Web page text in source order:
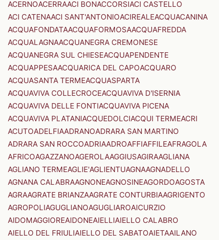
ACERNOACERRAACI BONACCORSIACI CASTELLO
ACI CATENAACI SANT'ANTONIOACIREALEACQUACANINA
ACQUAFONDATAACQUAFORMOSAACQUAFREDDA
ACQUALAGNAACQUANEGRA CREMONESE
ACQUANEGRA SUL CHIESEACQUAPENDENTE
ACQUAPPESAACQUARICA DEL CAPOACQUARO
ACQUASANTA TERMEACQUASPARTA
ACQUAVIVA COLLECROCEACQUAVIVA D'ISERNIA
ACQUAVIVA DELLE FONTIACQUAVIVA PICENA
ACQUAVIVA PLATANIACQUEDOLCIACQUI TERMEACRI
ACUTOADELFIAADRANOADRARA SAN MARTINO
ADRARA SAN ROCCOADRIAADROAFFIAFFILEAFRAGOLA
AFRICOAGAZZANOAGEROLAAGGIUSAGIRAAGLIANA
AGLIANO TERMEAGLIE'AGLIENTUAGNAAGNADELLO
AGNANA CALABRAAGNONEAGNOSINEAGORDOAGOSTA
AGRAAGRATE BRIANZAAGRATE CONTURBIAAGRIGENTO
AGROPOLIAGUGLIANOAGUGLIAROAICURZIO
AIDOMAGGIOREAIDONEAIELLIAIELLO CALABRO
AIELLO DEL FRIULIAIELLO DEL SABATOAIETAAILANO